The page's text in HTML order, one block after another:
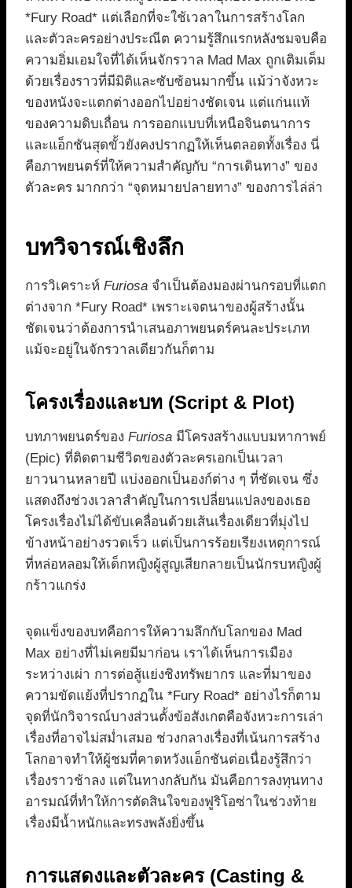
*Fury Road* แต่เลือกที่จะใช้เวลาในการสร้างโลก
และตัวละครอย่างประณีต ความรู้สึกแรกหลังชมจบคือ
ความอิ่มเอมใจที่ได้เห็นจักรวาล Mad Max ถูกเติมเต็ม
ด้วยเรื่องราวที่มีมิติและซับซ้อนมากขึ้น แม้ว่าจังหวะ
ของหนังจะแตกต่างออกไปอย่างชัดเจน แต่แก่นแท้
ของความดิบเถื่อน การออกแบบที่เหนือจินตนาการ
และแอ็กชันสุดขั้วยังคงปรากฏให้เห็นตลอดทั้งเรื่อง นี่
คือภาพยนตร์ที่ให้ความสำคัญกับ “การเดินทาง” ของ
ตัวละคร มากกว่า “จุดหมายปลายทาง” ของการไล่ล่า
บทวิจารณ์เชิงลึก
การวิเคราะห์ Furiosa จำเป็นต้องมองผ่านกรอบที่แตก
ต่างจาก *Fury Road* เพราะเจตนาของผู้สร้างนั้น
ชัดเจนว่าต้องการนำเสนอภาพยนตร์คนละประเภท
แม้จะอยู่ในจักรวาลเดียวกันก็ตาม
โครงเรื่องและบท (Script & Plot)
บทภาพยนตร์ของ Furiosa มีโครงสร้างแบบมหากาพย์
(Epic) ที่ติดตามชีวิตของตัวละครเอกเป็นเวลา
ยาวนานหลายปี แบ่งออกเป็นองก์ต่าง ๆ ที่ชัดเจน ซึ่ง
แสดงถึงช่วงเวลาสำคัญในการเปลี่ยนแปลงของเธอ
โครงเรื่องไม่ได้ขับเคลื่อนด้วยเส้นเรื่องเดียวที่มุ่งไป
ข้างหน้าอย่างรวดเร็ว แต่เป็นการร้อยเรียงเหตุการณ์
ที่หล่อหลอมให้เด็กหญิงผู้สูญเสียกลายเป็นนักรบหญิงผู้
กร้าวแกร่ง
จุดแข็งของบทคือการให้ความลึกกับโลกของ Mad
Max อย่างที่ไม่เคยมีมาก่อน เราได้เห็นการเมือง
ระหว่างเผ่า การต่อสู้แย่งชิงทรัพยากร และที่มาของ
ความขัดแย้งที่ปรากฏใน *Fury Road* อย่างไรก็ตาม
จุดที่นักวิจารณ์บางส่วนตั้งข้อสังเกตคือจังหวะการเล่า
เรื่องที่อาจไม่สม่ำเสมอ ช่วงกลางเรื่องที่เน้นการสร้าง
โลกอาจทำให้ผู้ชมที่คาดหวังแอ็กชันต่อเนื่องรู้สึกว่า
เรื่องราวช้าลง แต่ในทางกลับกัน มันคือการลงทุนทาง
อารมณ์ที่ทำให้การตัดสินใจของฟูริโอซ่าในช่วงท้าย
เรื่องมีน้ำหนักและทรงพลังยิ่งขึ้น
การแสดงและตัวละคร (Casting &